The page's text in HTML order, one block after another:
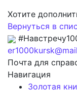
Хотите
Вернуться в
Почта для
Навигация
Золотая